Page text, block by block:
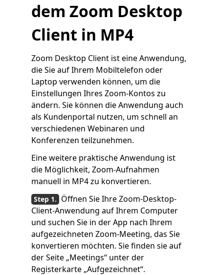
dem Zoom Desktop
Client in MP4
Zoom Desktop Client ist eine Anwendung,
die Sie auf Ihrem Mobiltelefon oder
Laptop verwenden können, um die
Einstellungen Ihres Zoom-Kontos zu
ändern. Sie können die Anwendung auch
als Kundenportal nutzen, um schnell an
verschiedenen Webinaren und
Konferenzen teilzunehmen.
Eine weitere praktische Anwendung ist
die Möglichkeit, Zoom-Aufnahmen
manuell in MP4 zu konvertieren.
Öffnen Sie Ihre Zoom-Desktop-
Client-Anwendung auf Ihrem Computer
und suchen Sie in der App nach Ihrem
aufgezeichneten Zoom-Meeting, das Sie
konvertieren möchten. Sie finden sie auf
der Seite „Meetings“ unter der
Registerkarte „Aufgezeichnet“.